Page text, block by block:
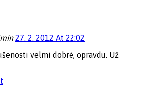
27. 2. 2012 At 22:02
velmi dobré, opravdu. Už